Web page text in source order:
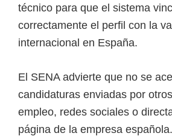
técnico para que el sistema
correctamente el perfil con la
internacional en España.
El SENA advierte que no se
candidaturas enviadas por
empleo, redes sociales o
página de la empresa